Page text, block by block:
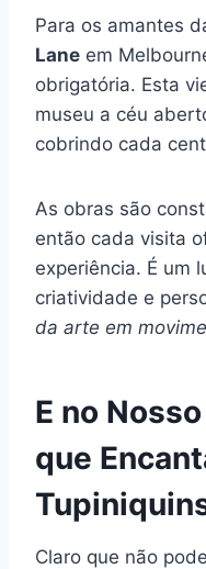
Para os amantes
Lane em
obrigatória. Esta
museu a céu
cobrindo cada
As obras são
então cada visita
experiência. É um
criatividade e
da arte em
E no
que
Claro que não